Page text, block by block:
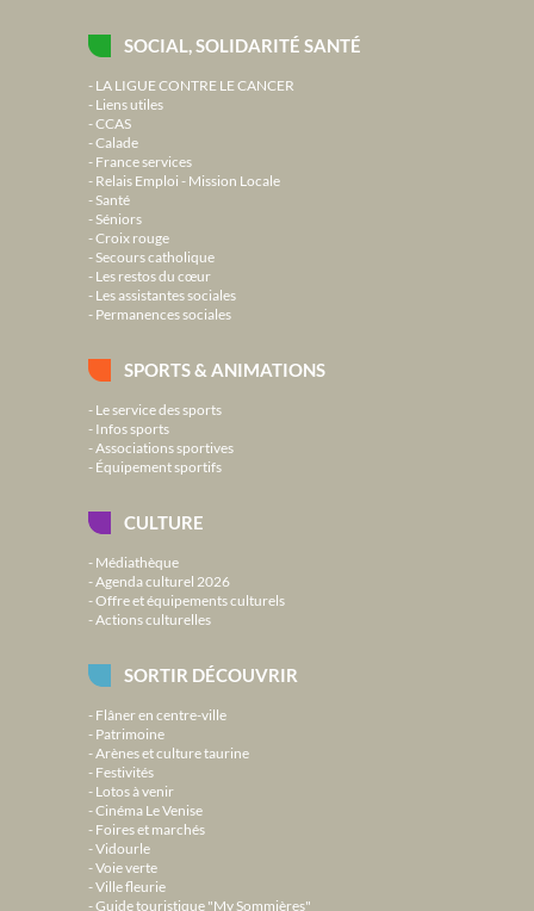
SOCIAL, SOLIDARITÉ SANTÉ
LA LIGUE CONTRE LE CANCER
Liens utiles
CCAS
Calade
France services
Relais Emploi - Mission Locale
Santé
Séniors
Croix rouge
Secours catholique
Les restos du cœur
Les assistantes sociales
Permanences sociales
SPORTS & ANIMATIONS
Le service des sports
Infos sports
Associations sportives
Équipement sportifs
CULTURE
Médiathèque
Agenda culturel 2026
Offre et équipements culturels
Actions culturelles
SORTIR DÉCOUVRIR
Flâner en centre-ville
Patrimoine
Arènes et culture taurine
Festivités
Lotos à venir
Cinéma Le Venise
Foires et marchés
Vidourle
Voie verte
Ville fleurie
Guide touristique "My Sommières"